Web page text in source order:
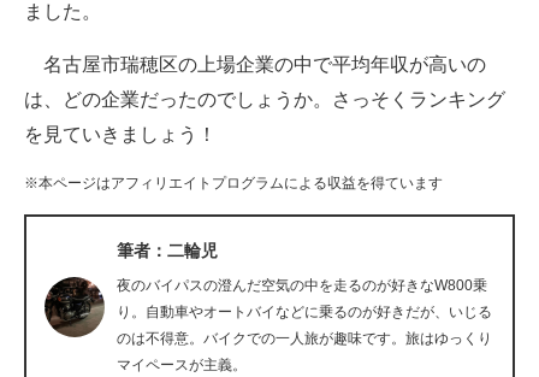
ビジネスと働き方のヒント
AI活用のいまが分かる
企業ITのトレンドを詳説
経営リーダーのコミュニティ
マーケ×ITの今がよく分かる
ました。
名古屋市瑞穂区の上場企業の中で平均年収が高いの
は、どの企業だったのでしょうか。さっそくランキング
を見ていきましょう！
※本ページはアフィリエイトプログラムによる収益を得ています
筆者：二輪児
夜のバイパスの澄んだ空気の中を走るのが好きなW800乗
り。自動車やオートバイなどに乗るのが好きだが、いじる
のは不得意。バイクでの一人旅が趣味です。旅はゆっくり
マイペースが主義。